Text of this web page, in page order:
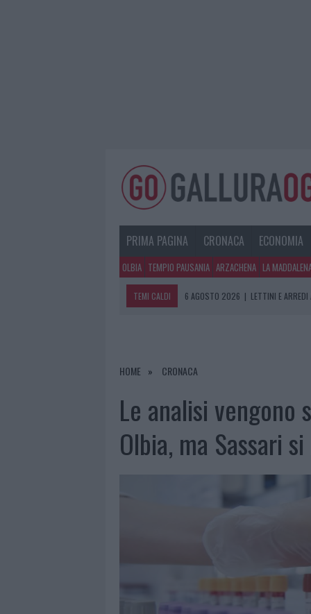
PRIMA PAGINA CRONACA ECONOMIA
OLBIA TEMPIO PAUSANIA ARZACHENA LA
TEMI CALDI 6 AGOSTO 2026 | È MORTO
6 AGOSTO 2026
|
HOME CRONACA
Le analisi
Olbia, ma Sassari